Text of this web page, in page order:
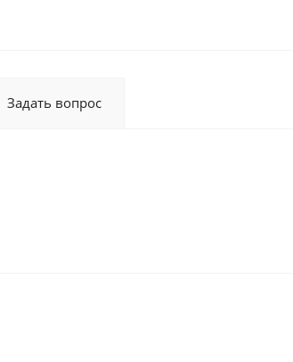
Задать вопрос